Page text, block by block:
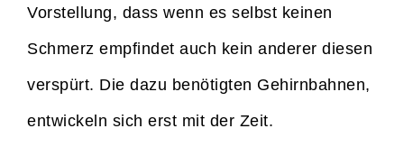
Vorstellung, dass wenn es selbst keinen
Schmerz empfindet auch kein anderer diesen
verspürt. Die dazu benötigten Gehirnbahnen,
entwickeln sich erst mit der Zeit.